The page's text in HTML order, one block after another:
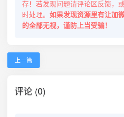
存！若发现问题请评论区反馈，
时处理。 如果发现资源里有让加
的全部无视，谨防上当受骗！
上一篇
评论 (0)